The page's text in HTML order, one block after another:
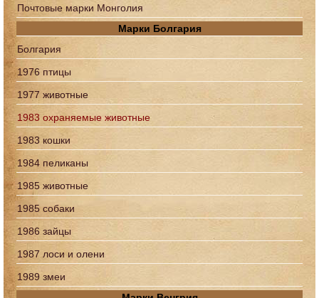
Почтовые марки Монголия
Марки Болгария
Болгария
1976 птицы
1977 животные
1983 охраняемые животные
1983 кошки
1984 пеликаны
1985 животные
1985 собаки
1986 зайцы
1987 лоси и олени
1989 змеи